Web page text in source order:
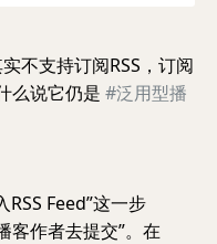
不支持订阅RSS，订阅
么说它仍是 #泛用型播
RSS Feed”这一步
客作者去提交”。在